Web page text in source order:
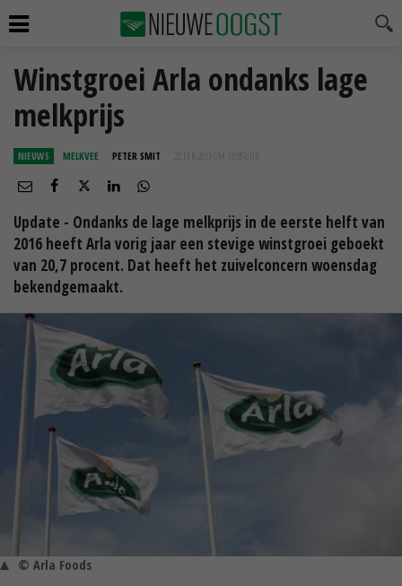
Winstgroei Arla ondanks lage
melkprijs
NIEUWS MELKVEE PETER SMIT 22 FEB 2017 OM 13:05
Update - Ondanks de lage melkprijs in de eerste helft van
2016 heeft Arla vorig jaar een stevige winstgroei geboekt
van 20,7 procent. Dat heeft het zuivelconcern woensdag
bekendgemaakt.
© Arla Foods